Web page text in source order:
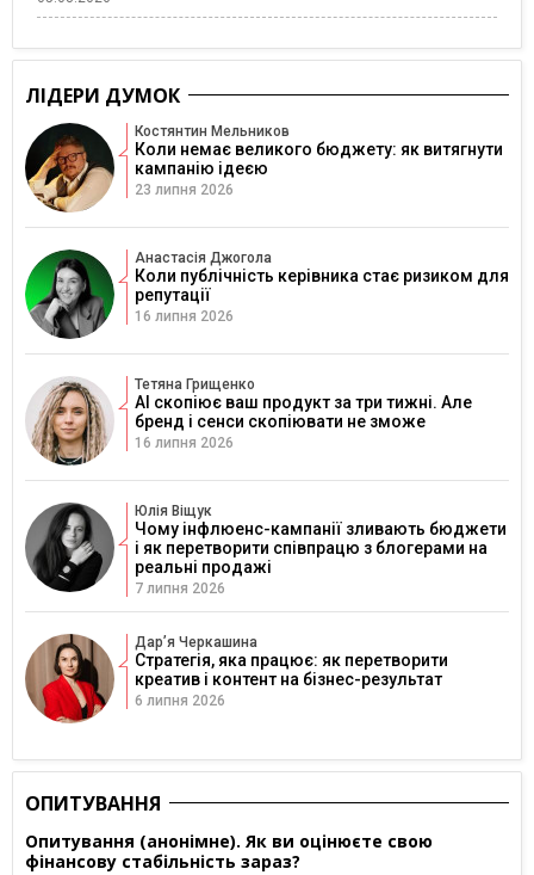
ЛІДЕРИ ДУМОК
Костянтин Мельников
Коли немає великого бюджету: як витягнути
кампанію ідеєю
23 липня 2026
Анастасія Джогола
Коли публічність керівника стає ризиком для
репутації
16 липня 2026
Тетяна Грищенко
AI скопіює ваш продукт за три тижні. Але
бренд і сенси скопіювати не зможе
16 липня 2026
Юлія Віщук
Чому інфлюенс-кампанії зливають бюджети
і як перетворити співпрацю з блогерами на
реальні продажі
7 липня 2026
Дарʼя Черкашина
Стратегія, яка працює: як перетворити
креатив і контент на бізнес-результат
6 липня 2026
ОПИТУВАННЯ
Опитування (анонімне). Як ви оцінюєте свою
фінансову стабільність зараз?